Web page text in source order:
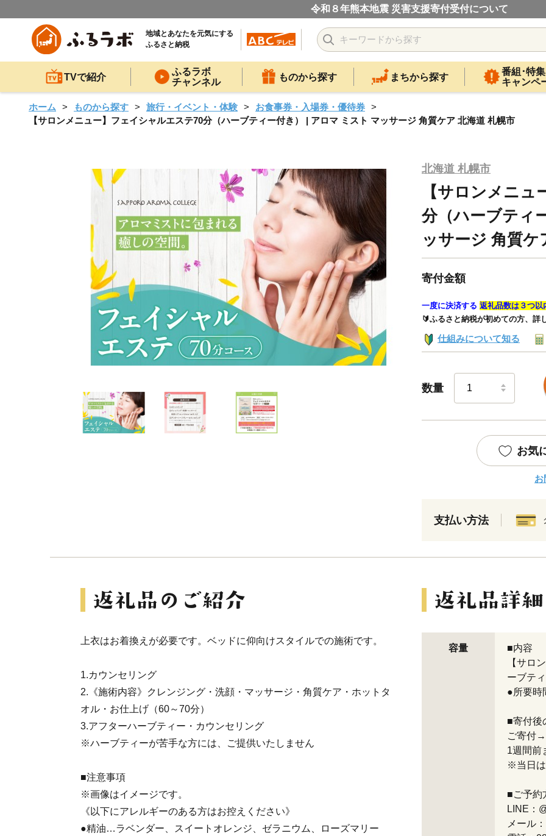
令和８年熊本地震 災害支援寄付受付について
地域とあなたを元気にする
ふるさと納税
TVで紹介
ふるラボ
チャンネル
ものから探す まちから探す
番組･特集
キャンペ
ホーム ものから探す 旅行・イベント・体験
お食事券・入場券・優待券
【サロンメニュー】フェイシャルエステ70分（ハーブティー付き） | アロマ ミスト マッサージ 角質ケア 北海道 札幌市
北海道 札幌市
【サロンメニ
分（ハーブティ
ッサージ 角質ケ
寄付金額
一度に決済する 返礼品数は３つ以
🔰ふるさと納税が初めての方、詳
仕組みについて知る
数量
お気
お
支払い方法
上衣はお着換えが必要です。ベッドに仰向けスタイルでの施術です。
1.カウンセリング
2.《施術内容》クレンジング・洗顔・マッサージ・角質ケア・ホットタ
オル・お仕上げ（60～70分）
3.アフターハーブティー・カウンセリング
※ハーブティーが苦手な方には、ご提供いたしません
■注意事項
※画像はイメージです。
《以下にアレルギーのある方はお控えください》
●精油…ラベンダー、スイートオレンジ、ゼラニウム、ローズマリー
容量
■内容
【サロ
ーブテ
●所要
■寄付後
ご寄付
1週間前
※当日は
■ご予約
LINE：
メール